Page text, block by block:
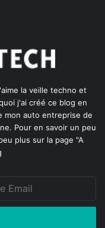
la veille techno et
j'ai créé ce blog en
mon auto entreprise de
. Pour en savoir un peu
plus sur la page "A